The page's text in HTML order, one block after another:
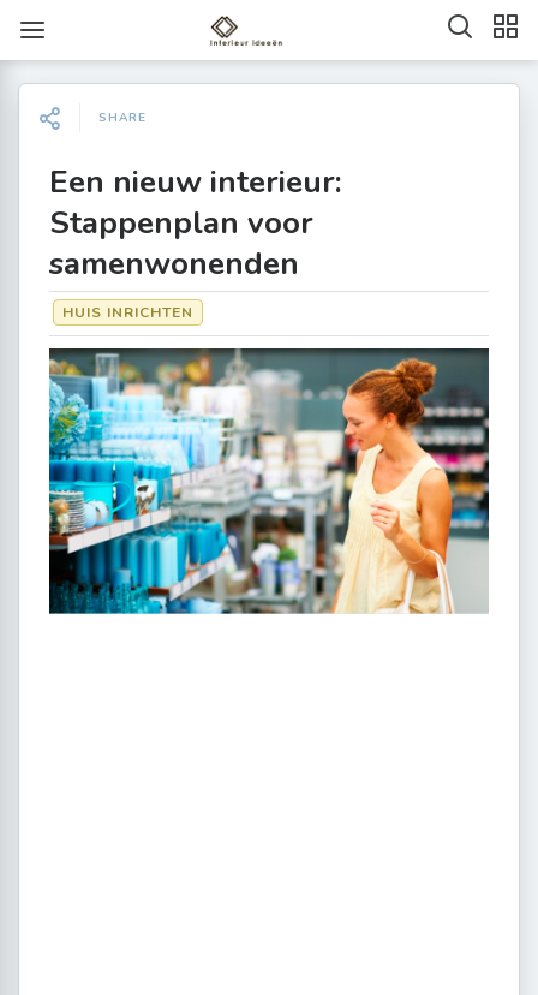
SHARE
Een nieuw interieur:
Stappenplan voor
samenwonenden
HUIS INRICHTEN